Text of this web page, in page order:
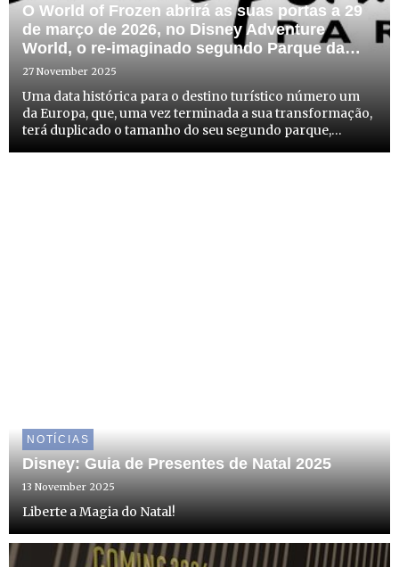
O World of Frozen abrirá as suas portas a 29
de março de 2026, no Disney Adventure
World, o re-imaginado segundo Parque da
Disneyland® Paris
27 November 2025
Uma data histórica para o destino turístico número um
da Europa, que, uma vez terminada a sua transformação,
terá duplicado o tamanho do seu segundo parque,
NOTÍCIAS
Disney: Guia de Presentes de Natal 2025
13 November 2025
Liberte a Magia do Natal!